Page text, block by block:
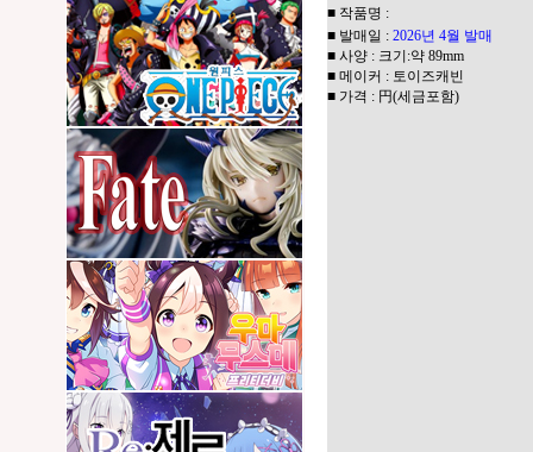
■ 작품명 :
■ 발매일 : 2026년 4월 발매
■ 사양 : 크기:약 89mm
■ 메이커 : 토이즈캐빈
■ 가격 : 円(세금포함)